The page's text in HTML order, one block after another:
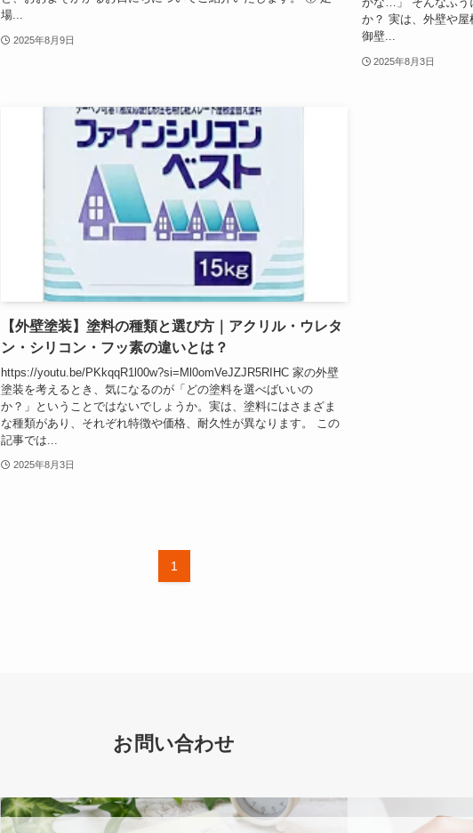
場...
2025年8月9日
か？ 実は、外壁や
御壁...
2025年8月3日
【外壁塗装】塗料の種類と選び方｜アクリル・ウレタ
ン・シリコン・フッ素の違いとは？
https://youtu.be/PKkqqR1l00w?si=Ml0omVeJZJR5RIHC 家の外壁
塗装を考えるとき、気になるのが「どの塗料を選べばいいの
か？」ということではないでしょうか。実は、塗料にはさまざま
な種類があり、それぞれ特徴や価格、耐久性が異なります。 この
記事では...
2025年8月3日
1
お問い合わせ